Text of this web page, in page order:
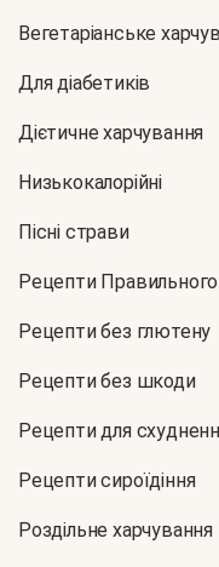
Вегетаріанське
Для діабетиків
Дієтичне харчування
Низькокалорійні
Пісні страви
Рецепти
Рецепти без глютену
Рецепти без шкоди
Рецепти для
Рецепти сироїдіння
Роздільне харчування